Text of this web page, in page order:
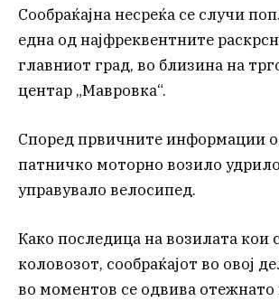
Сообраќајна несреќа се случи
една од најфреквентните
главниот град, во близина на
центар „Мавровка“.
Според првичните информации
патничко моторно возило
управувало велосипед.
Како последица на возилата кои
коловозот, сообраќајот во овој
во моментов се одвива отежнато